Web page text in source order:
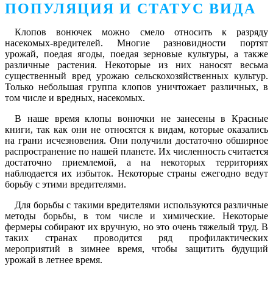
ПОПУЛЯЦИЯ И СТАТУС ВИДА
Клопов вонючек можно смело относить к разряду
насекомых-вредителей. Многие разновидности портят
урожай, поедая ягоды, поедая зерновые культуры, а также
различные растения. Некоторые из них наносят весьма
существенный вред урожаю сельскохозяйственных культур.
Только небольшая группа клопов уничтожает различных, в
том числе и вредных, насекомых.
В наше время клопы вонючки не занесены в Красные
книги, так как они не относятся к видам, которые оказались
на грани исчезновения. Они получили достаточно обширное
распространение по нашей планете. Их численность считается
достаточно приемлемой, а на некоторых территориях
наблюдается их избыток. Некоторые страны ежегодно ведут
борьбу с этими вредителями.
Для борьбы с такими вредителями используются различные
методы борьбы, в том числе и химические. Некоторые
фермеры собирают их вручную, но это очень тяжелый труд. В
таких странах проводится ряд профилактических
мероприятий в зимнее время, чтобы защитить будущий
урожай в летнее время.